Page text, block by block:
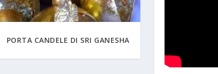
PORTA CANDELE DI SRI GANESHA